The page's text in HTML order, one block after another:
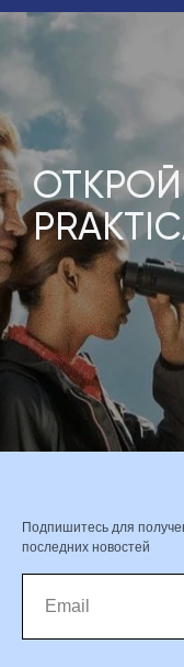
Подпишитесь для
последних новостей